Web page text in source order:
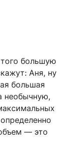
большую
Аня, ну
большая
необычную,
— это